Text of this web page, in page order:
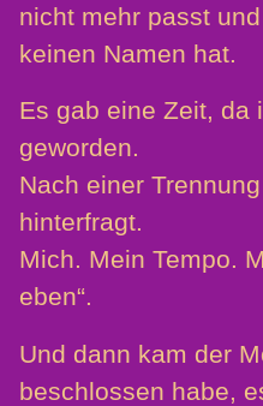
nicht mehr passt
keinen Namen hat.
Es gab eine Zeit, da
geworden.
Nach einer
hinterfragt.
Mich. Mein Tempo.
eben“.
Und dann kam der
beschlossen habe,